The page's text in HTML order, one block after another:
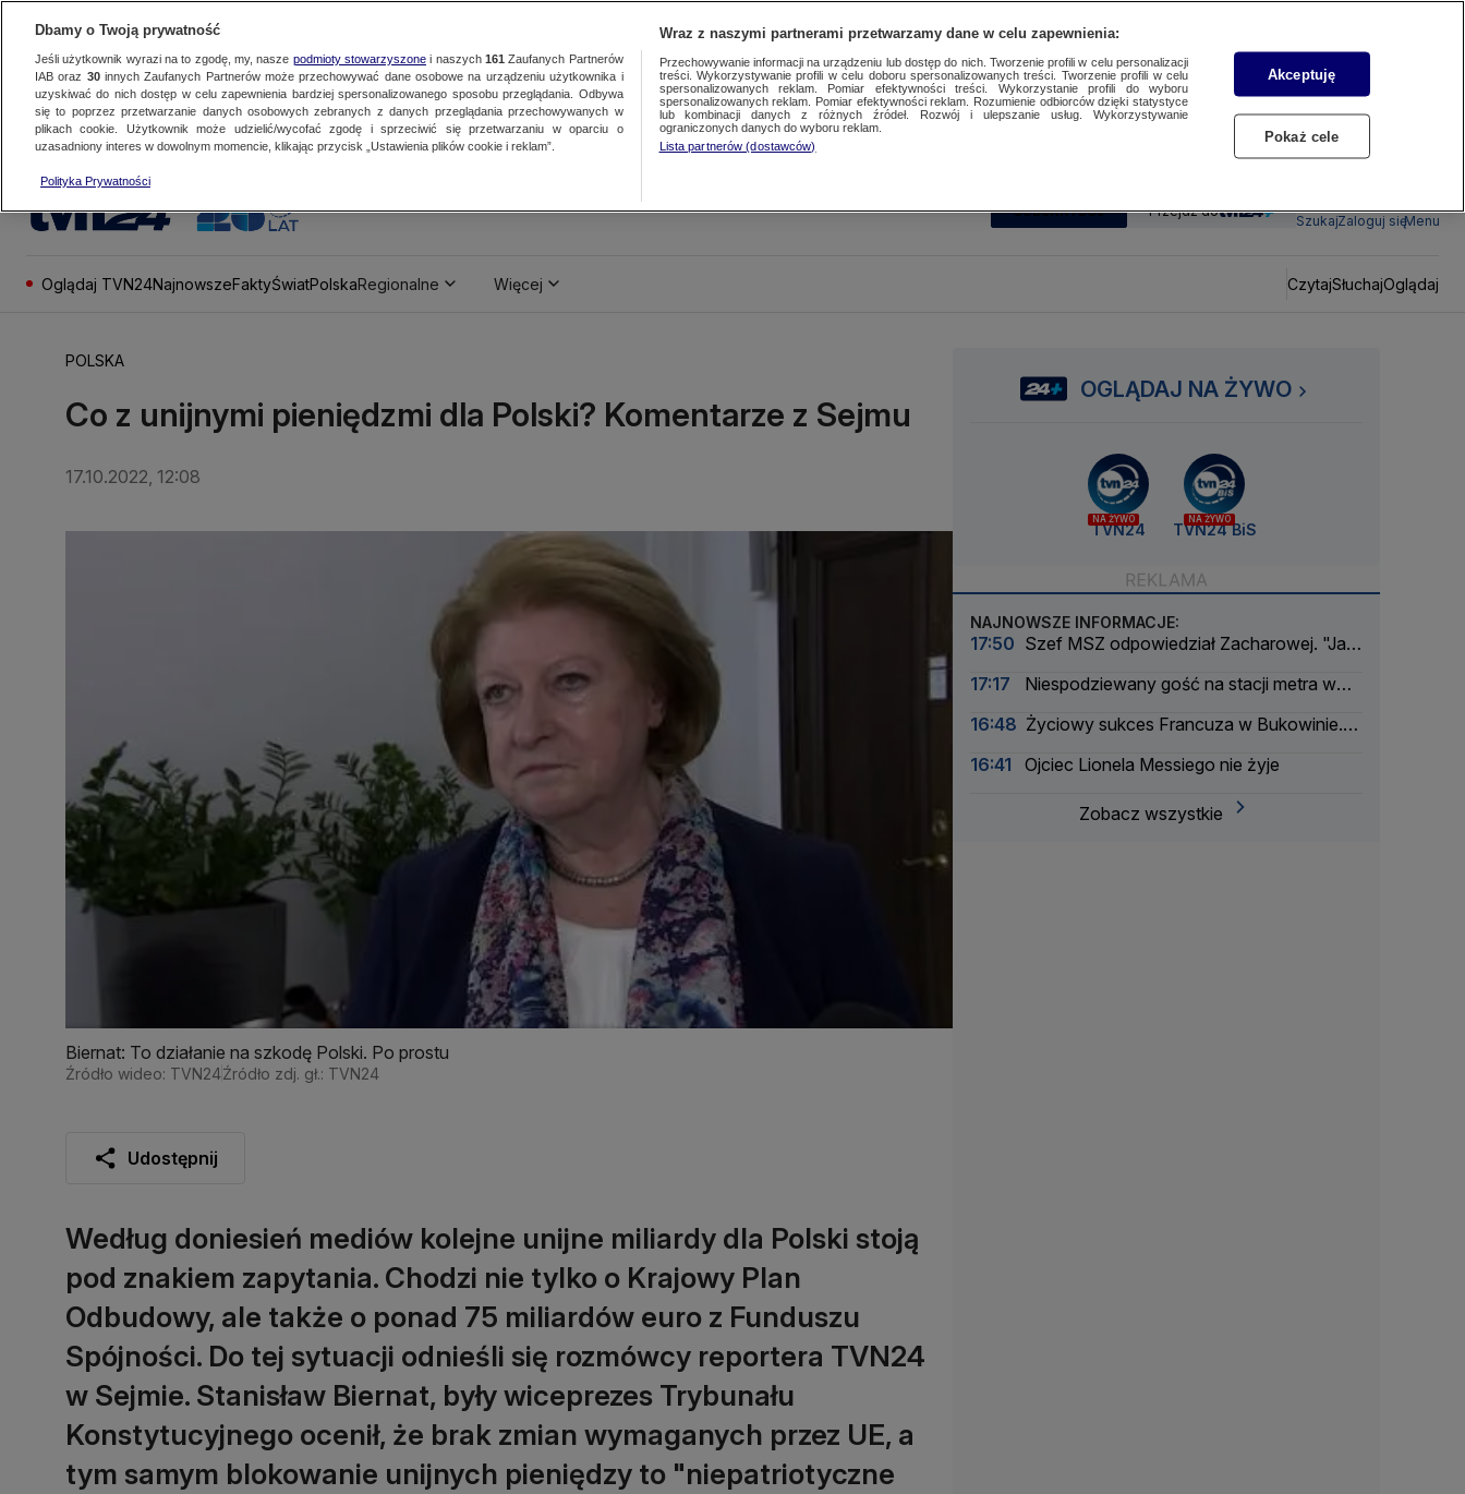
SUBSKRYBUJ Przejdź do
SzukajZaloguj sięMenu
Oglądaj TVN24NajnowszeFaktyŚwiatPolskaRegionalne Więcej CzytajSłuchajOglądaj
POLSKA
Co z unijnymi pieniędzmi dla Polski? Komentarze z Sejmu
17.10.2022, 12:08
Biernat: To działanie na szkodę Polski. Po prostu
Źródło wideo: TVN24Źródło zdj. gł.: TVN24
Udostępnij
Według doniesień mediów kolejne unijne miliardy dla Polski stoją
pod znakiem zapytania. Chodzi nie tylko o Krajowy Plan
Odbudowy, ale także o ponad 75 miliardów euro z Funduszu
Spójności. Do tej sytuacji odnieśli się rozmówcy reportera TVN24
w Sejmie. Stanisław Biernat, były wiceprezes Trybunału
Konstytucyjnego ocenił, że brak zmian wymaganych przez UE, a
tym samym blokowanie unijnych pieniędzy to "niepatriotyczne
OGLĄDAJ NA ŻYWO
NA ŻYWO
TVN24
NA ŻYWO
TVN24 BiS
NAJNOWSZE INFORMACJE:
17:50 Szef MSZ odpowiedział Zacharowej. "Jak
17:17
Niespodziewany gość na stacji metra w
16:48 Życiowy sukces Francuza w Bukowinie.
16:41
Ojciec Lionela Messiego nie żyje
Zobacz wszystkie
Dbamy o Twoją prywatność
Jeśli użytkownik wyrazi na to zgodę, my, nasze podmioty stowarzyszonei naszych 161 Zaufanych Partnerów
IAB oraz 30innych Zaufanych Partnerów może przechowywać dane osobowe na urządzeniu użytkownika i
uzyskiwać do nich dostęp w celu zapewnienia bardziej spersonalizowanego sposobu przeglądania. Odbywa
się to poprzez przetwarzanie danych osobowych zebranych z danych przeglądania przechowywanych w
plikach cookie. Użytkownik może udzielić/wycofać zgodę i sprzeciwić się przetwarzaniu w oparciu o
uzasadniony interes w dowolnym momencie, klikając przycisk „Ustawienia plików cookie i reklam”.
Polityka Prywatności
Wraz z naszymi partnerami przetwarzamy dane w celu zapewnienia:
Przechowywanie informacji na urządzeniu lub dostęp do nich. Tworzenie profili w celu personalizacji
treści. Wykorzystywanie profili w celu doboru spersonalizowanych treści. Tworzenie profili w celu
spersonalizowanych reklam. Pomiar efektywności treści. Wykorzystanie profili do wyboru
spersonalizowanych reklam. Pomiar efektywności reklam. Rozumienie odbiorców dzięki statystyce
lub kombinacji danych z różnych źródeł. Rozwój i ulepszanie usług. Wykorzystywanie
ograniczonych danych do wyboru reklam.
Lista partnerów (dostawców)
Akceptuję
Pokaż cele